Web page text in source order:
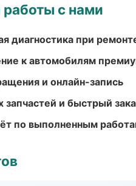
с нами
диагностика при
к автомобилям
и онлайн-запись
и быстрый
по выполненным